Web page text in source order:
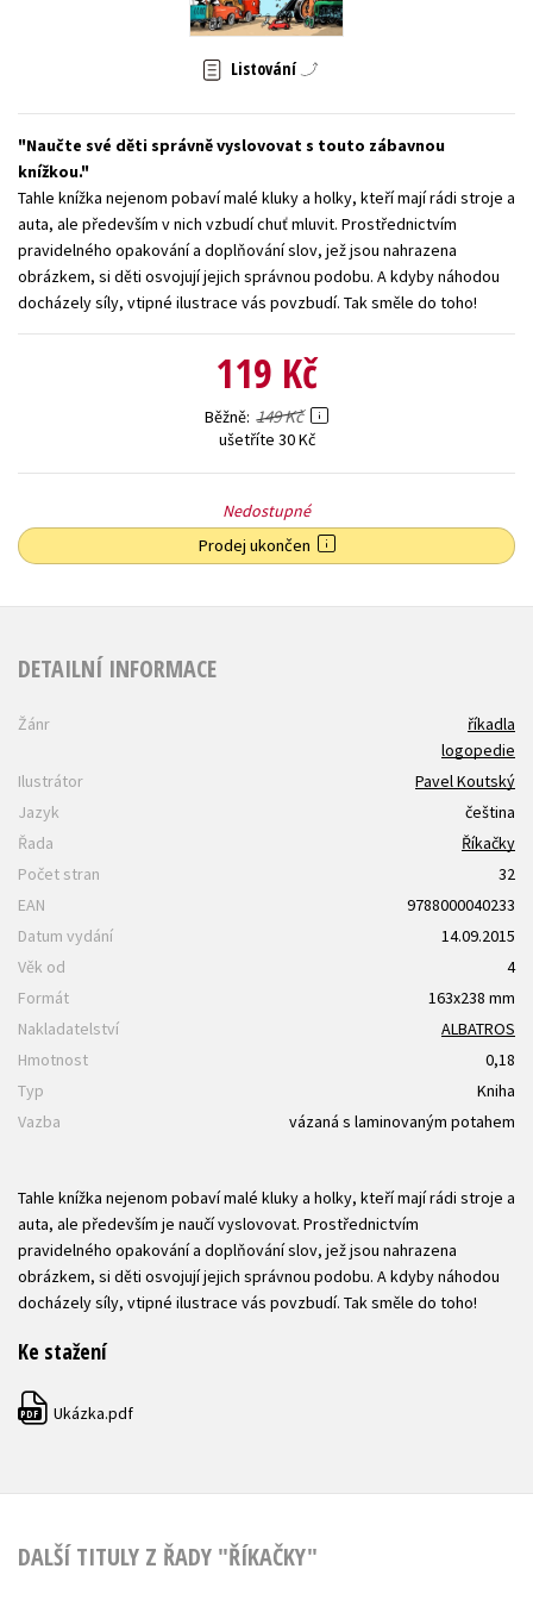
Zahraniční literatura
Všechny tituly
Listování
Naučte své děti správně vyslovovat s touto zábavnou
knížkou.
Tahle knížka nejenom pobaví malé kluky a holky, kteří mají rádi stroje a
auta, ale především v nich vzbudí chuť mluvit. Prostřednictvím
pravidelného opakování a doplňování slov, jež jsou nahrazena
obrázkem, si děti osvojují jejich správnou podobu. A kdyby náhodou
docházely síly, vtipné ilustrace vás povzbudí. Tak směle do toho!
119 Kč
Běžně 149 Kč
ušetříte 30 Kč
Nedostupné
Prodej ukončen
DETAILNÍ INFORMACE
Žánr
říkadla
logopedie
Ilustrátor
Pavel Koutský
Jazyk
čeština
Řada
Říkačky
Počet stran
32
EAN
9788000040233
Datum vydání
14.09.2015
Věk od
4
Formát
163x238 mm
Nakladatelství
ALBATROS
Hmotnost
0,18
Typ
Kniha
Vazba
vázaná s laminovaným potahem
Tahle knížka nejenom pobaví malé kluky a holky, kteří mají rádi stroje a
auta, ale především je naučí vyslovovat. Prostřednictvím
pravidelného opakování a doplňování slov, jež jsou nahrazena
obrázkem, si děti osvojují jejich správnou podobu. A kdyby náhodou
docházely síly, vtipné ilustrace vás povzbudí. Tak směle do toho!
Ke stažení
PDF Ukázka.pdf
DALŠÍ TITULY Z ŘADY "ŘÍKAČKY"